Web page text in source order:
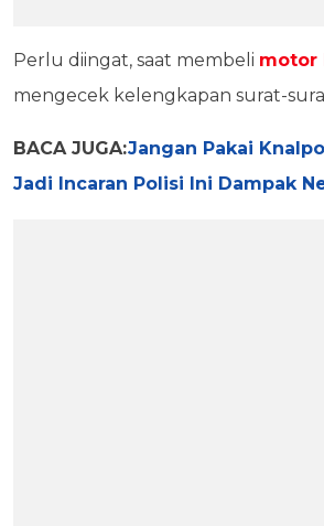
Perlu diingat, saat membeli motor
mengecek kelengkapan surat-
BACA JUGA:Jangan Pakai
Jadi Incaran Polisi Ini Dampak